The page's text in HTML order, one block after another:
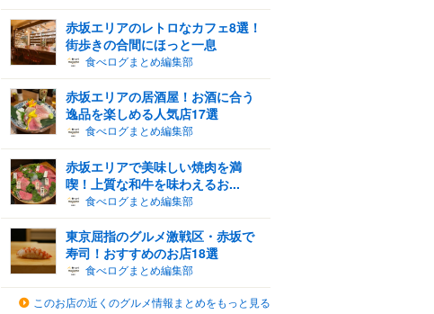
赤坂エリアのレトロなカフェ8選！
街歩きの合間にほっと一息
食べログまとめ編集部
赤坂エリアの居酒屋！お酒に合う
逸品を楽しめる人気店17選
食べログまとめ編集部
赤坂エリアで美味しい焼肉を満
喫！上質な和牛を味わえるお...
食べログまとめ編集部
東京屈指のグルメ激戦区・赤坂で
寿司！おすすめのお店18選
食べログまとめ編集部
このお店の近くのグルメ情報まとめをもっと見る